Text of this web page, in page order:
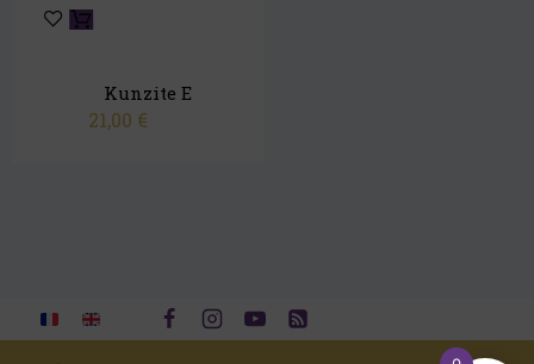
Kunzite E
21,00 €